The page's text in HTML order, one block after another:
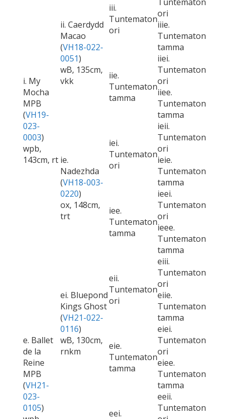
i. My
Mocha
MPB
(VH19-
023-
0003)
wpb,
143cm, rt
ii. Caerdydd
Macao
(VH18-022-
0051)
wB, 135cm,
vkk
iii.
Tuntematon
ori
ori
iiie.
Tuntematon
tamma
iie.
Tuntematon
tamma
iiei.
Tuntematon
ori
iiee.
Tuntematon
tamma
ie.
Nadezhda
(VH18-003-
0220)
ox, 148cm,
trt
iei.
Tuntematon
ori
ieii.
Tuntematon
ori
ieie.
Tuntematon
tamma
iee.
Tuntematon
tamma
ieei.
Tuntematon
ori
ieee.
Tuntematon
tamma
e. Ballet
de la
Reine
MPB
(VH21-
023-
0105)
ei. Bluepond
Kings Ghost
(VH21-022-
0116)
wB, 130cm,
rnkm
eii.
Tuntematon
ori
eiii.
Tuntematon
ori
eiie.
Tuntematon
tamma
eie.
Tuntematon
tamma
eiei.
Tuntematon
ori
eiee.
Tuntematon
tamma
eei.
eeii.
Tuntematon